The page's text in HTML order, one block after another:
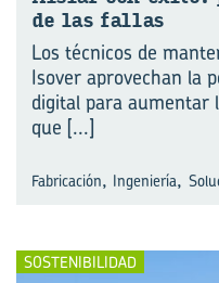
de las fa­llas
Los técnicos de
Isover aprovechan la
digital para aumentar
que [...]
Fabricación, Ingeniería,
SOSTENIBILIDAD